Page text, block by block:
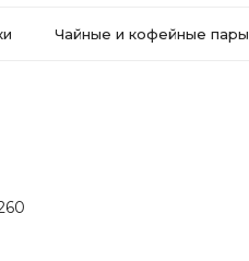
Чайные и кофейные пары